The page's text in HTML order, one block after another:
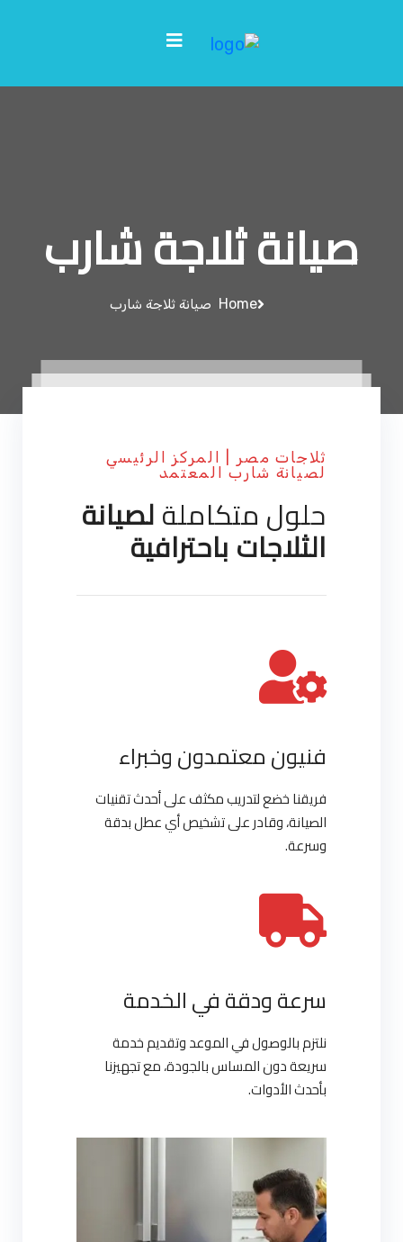
صيانة ثلاجة شارب
Home صيانة ثلاجة شارب
ثلاجات مصر | المركز الرئيسي
لصيانة شارب المعتمد
حلول متكاملةلصيانة
الثلاجات باحترافية
فنيون معتمدون وخبراء
فريقنا خضع لتدريب مكثف على أحدث تقنيات
الصيانة، وقادر على تشخيص أي عطل بدقة
وسرعة.
سرعة ودقة في الخدمة
نلتزم بالوصول في الموعد وتقديم خدمة
سريعة دون المساس بالجودة، مع تجهيزنا
بأحدث الأدوات.